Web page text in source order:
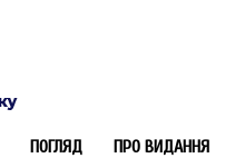
ПОГЛЯД ПРО ВИДАННЯ